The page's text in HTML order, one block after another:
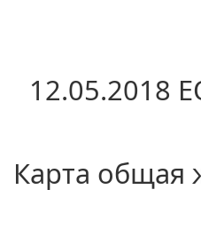
12.05.2018
Карта общая